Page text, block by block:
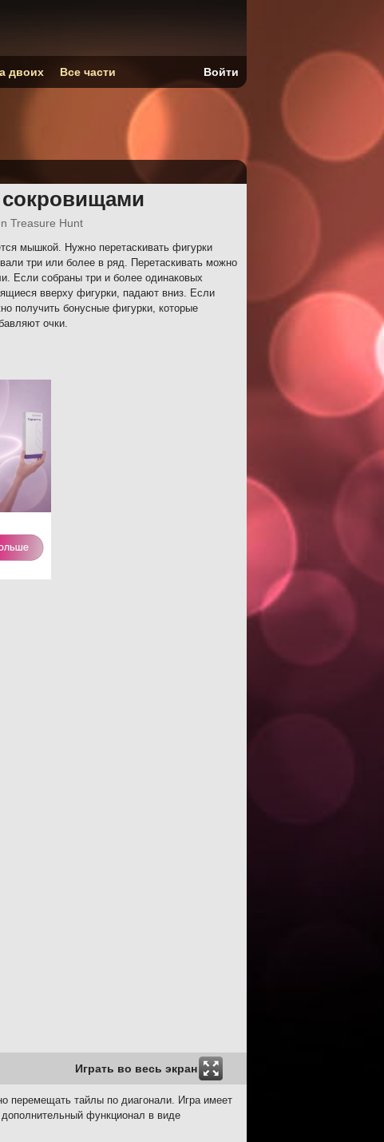
сокровищами
Treasure Hunt
мышкой. Нужно перетаскивать фигурки
три или более в ряд. Перетаскивать можно
Если собраны три и более одинаковых
вверху фигурки, падают вниз. Если
получить бонусные фигурки, которые
очки.
Играть во весь экран
перемещать тайлы по диагонали. Игра имеет
функционал в виде
двоих Все части Войти